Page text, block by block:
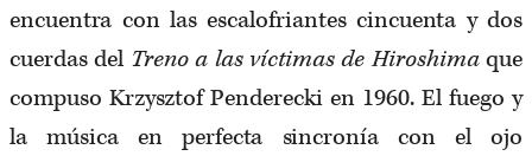
encuentra con las escalofriantes cincuenta y dos
cuerdas del Treno a las víctimas de Hiroshimaque
compuso Krzysztof Penderecki en 1960. El fuego y
la música en perfecta sincronía con el ojo